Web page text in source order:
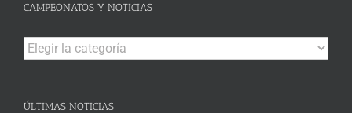
CAMPEONATOS Y NOTICIAS
Campeonatos
y
ÚLTIMAS NOTICIAS